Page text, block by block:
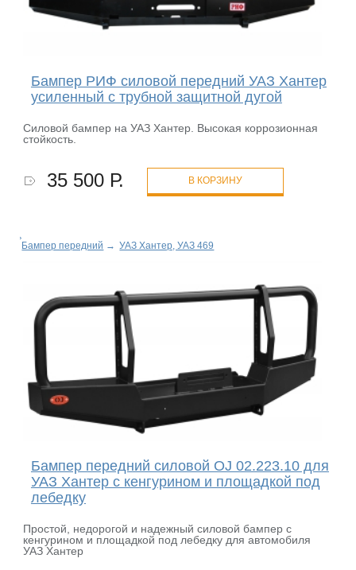
Бампер РИФ силовой передний УАЗ Хантер
усиленный с трубной защитной дугой
Силовой бампер на УАЗ Хантер. Высокая коррозионная
стойкость.
35 500 Р. В КОРЗИНУ
Бампер передний → УАЗ Хантер, УАЗ 469
Бампер передний силовой OJ 02.223.10 для
УАЗ Хантер с кенгурином и площадкой под
лебедку
Простой, недорогой и надежный силовой бампер с
кенгурином и площадкой под лебедку для автомобиля
УАЗ Хантер